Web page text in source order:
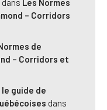
dans Les Normes
– Corridors
de
– Corridors et
guide de
dans